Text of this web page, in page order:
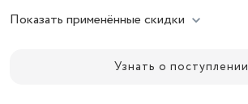
Показать применённые скидки
Узнать о поступлении